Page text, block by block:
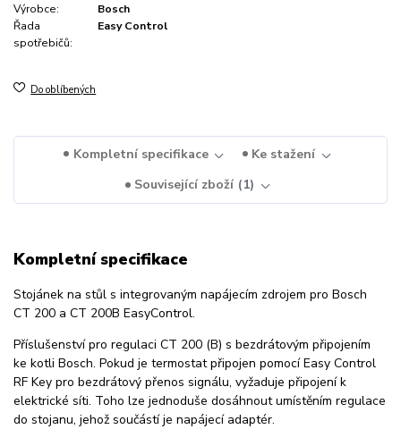
Výrobce:
Bosch
Řada
spotřebičů:
Easy Control
Do oblíbených
Kompletní specifikace
Ke stažení
Související zboží
1
Kompletní specifikace
Stojánek na stůl s integrovaným napájecím zdrojem pro Bosch
CT 200 a CT 200B EasyControl.
Příslušenství pro regulaci CT 200 (B) s bezdrátovým připojením
ke kotli Bosch. Pokud je termostat připojen pomocí Easy Control
RF Key pro bezdrátový přenos signálu, vyžaduje připojení k
elektrické síti. Toho lze jednoduše dosáhnout umístěním regulace
do stojanu, jehož součástí je napájecí adaptér.